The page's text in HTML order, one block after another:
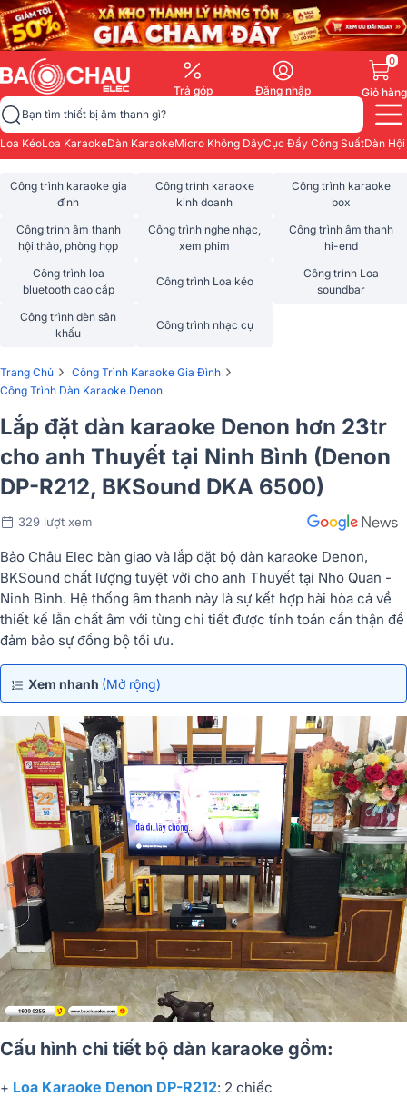
Trả góp Đăng nhập
0
Giỏ hàng
Bạn tìm thiết bị âm thanh gì?
Loa KéoLoa KaraokeDàn KaraokeMicro Không DâyCục Đẩy Công SuấtDàn
Công trình karaoke gia
đình
Công trình karaoke
kinh doanh
Công trình karaoke
box
Công trình âm thanh
hội thảo, phòng họp
Công trình nghe nhạc,
xem phim
Công trình âm thanh
hi-end
Công trình loa
bluetooth cao cấp
Công trình Loa kéo
Công trình Loa
soundbar
Công trình đèn sân
khấu
Công trình nhạc cụ
Trang Chủ › Công Trình Karaoke Gia Đình ›
Công Trình Dàn Karaoke Denon
Lắp đặt dàn karaoke Denon hơn 23tr
cho anh Thuyết tại Ninh Bình (Denon
DP-R212, BKSound DKA 6500)
329 lượt xem
Bảo Châu Elec bàn giao và lắp đặt bộ dàn karaoke Denon,
BKSound chất lượng tuyệt vời cho anh Thuyết tại Nho Quan -
Ninh Bình. Hệ thống âm thanh này là sự kết hợp hài hòa cả về
thiết kế lẫn chất âm với từng chi tiết được tính toán cẩn thận để
đảm bảo sự đồng bộ tối ưu.
Xem nhanh (Mở rộng)
Cấu hình chi tiết bộ dàn karaoke gồm:
+ Loa Karaoke Denon DP-R212: 2 chiếc